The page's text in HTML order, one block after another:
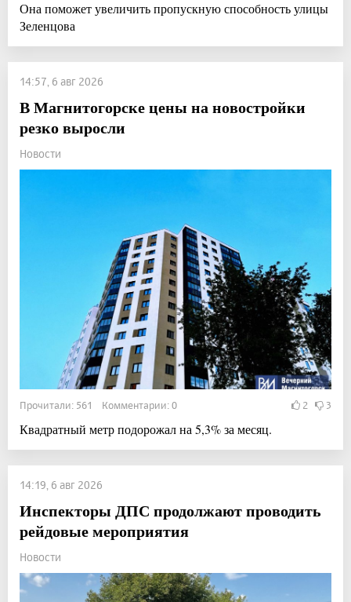
Она поможет увеличить пропускную способность улицы
Зеленцова
14:57, 6 авг 2026
В Магнитогорске цены на новостройки
резко выросли
Новости
Прочитали: 561 Комментарии: 0 2 3
Квадратный метр подорожал на 5,3% за месяц.
14:19, 6 авг 2026
Инспекторы ДПС продолжают проводить
рейдовые мероприятия
Новости